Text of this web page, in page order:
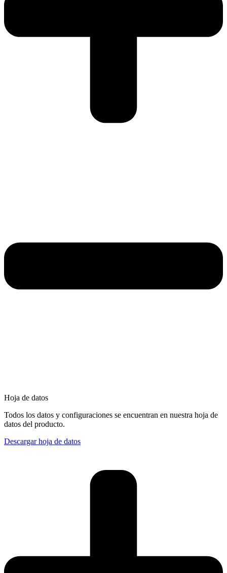
Hoja de datos
Todos los datos y configuraciones se encuentran en nuestra hoja de
datos del producto.
Descargar hoja de datos